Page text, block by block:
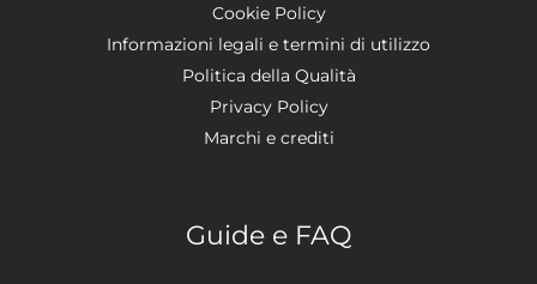
Cookie Policy
Informazioni legali e termini di utilizzo
Politica della Qualità
Privacy Policy
Marchi e crediti
Guide e FAQ